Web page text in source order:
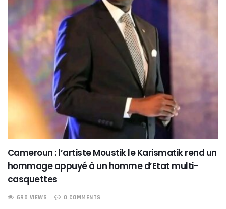
Cameroun : l’artiste Moustik le Karismatik rend un
hommage appuyé à un homme d’Etat multi-
casquettes
690 VIEWS 0 COMMENTS